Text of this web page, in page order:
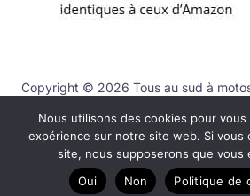
Copyright © 2026 Tous au sud à
Contact
Mentions légales
Politique de
Nous utilisons des cookies pour vous
expérience sur notre site web. Si vous
site, nous supposerons que vous
Oui
Non Politique de